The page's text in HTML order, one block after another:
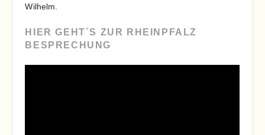
Wilhelm.
HIER GEHT´S ZUR RHEINPFALZ
BESPRECHUNG